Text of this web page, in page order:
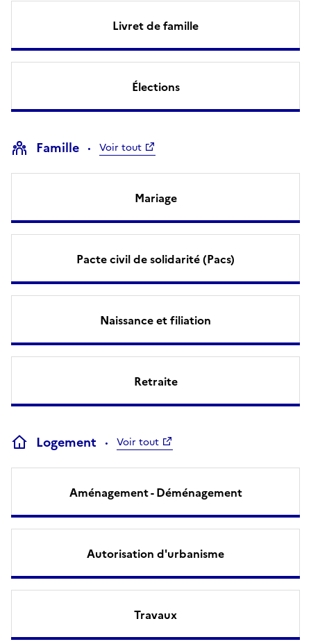
Livret de famille
Élections
Famille Voir tout
Mariage
Pacte civil de solidarité (Pacs)
Naissance et filiation
Retraite
Logement Voir tout
Aménagement - Déménagement
Autorisation d'urbanisme
Travaux